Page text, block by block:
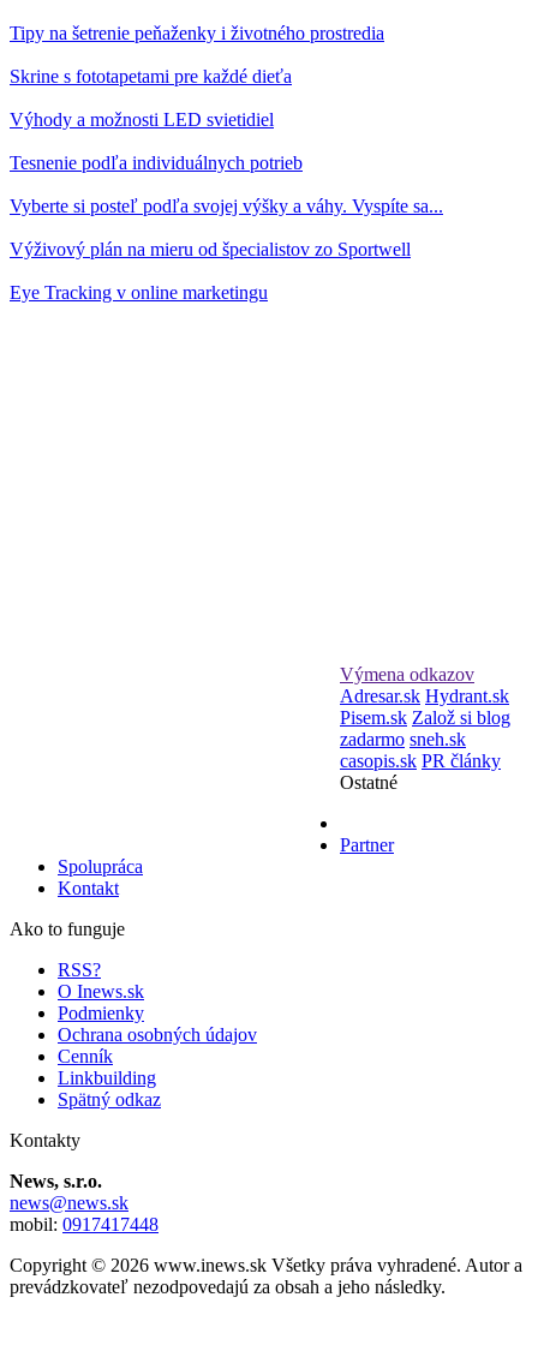
Tipy na šetrenie peňaženky i životného prostredia
Skrine s fototapetami pre každé dieťa
Výhody a možnosti LED svietidiel
Tesnenie podľa individuálnych potrieb
Vyberte si posteľ podľa svojej výšky a váhy. Vyspíte sa...
Výživový plán na mieru od špecialistov zo Sportwell
Eye Tracking v online marketingu
Výmena odkazov
Adresar.sk Hydrant.sk
Pisem.sk Založ si blog
zadarmo sneh.sk
casopis.sk PR články
Ostatné
Partner
Spolupráca
Kontakt
Ako to funguje
RSS?
O Inews.sk
Podmienky
Ochrana osobných údajov
Cenník
Linkbuilding
Spätný odkaz
Kontakty
News, s.r.o.
news@news.sk
mobil: 0917417448
Copyright © 2026 www.inews.sk Všetky práva vyhradené. Autor a
prevádzkovateľ nezodpovedajú za obsah a jeho následky.